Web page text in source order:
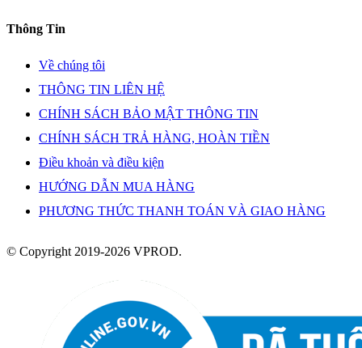
Thông Tin
Về chúng tôi
THÔNG TIN LIÊN HỆ
CHÍNH SÁCH BẢO MẬT THÔNG TIN
CHÍNH SÁCH TRẢ HÀNG, HOÀN TIỀN
Điều khoản và điều kiện
HƯỚNG DẪN MUA HÀNG
PHƯƠNG THỨC THANH TOÁN VÀ GIAO HÀNG
© Copyright 2019-2026 VPROD.